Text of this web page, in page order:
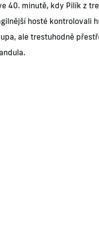
40. minutě, kdy Pilík z
hosté kontrolovali
ale trestuhodně